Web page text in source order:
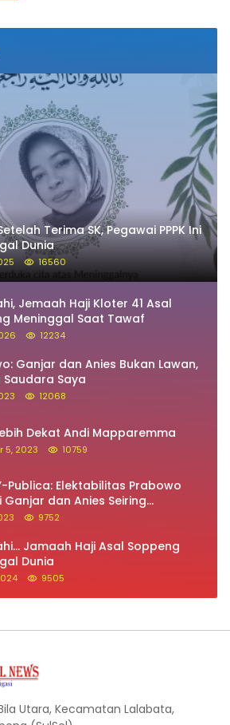
Terima SK, Pegawai PPPK Ini
Dunia
16560
Jemaah Haji Kloter 41 Asal
Meninggal Saat Tawaf
12234
Ganjar dan Anies Bukan Lawan,
Saudara Saya
12068
Dekat Andi Mapparemma
5, 2023 10759
Publica: Elektabilitas Prabowo
Ganjar dan Anies Seiring
Terhadap Jokowi Naik
9752
Jamaah Haji Asal Soppeng
Dunia
9505
Utara, Kecamatan Lalabata,